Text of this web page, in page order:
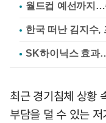
월드컵 예선까지
한국 떠난 김지수
최근 경기침체 상황
부담을 덜 수 있는